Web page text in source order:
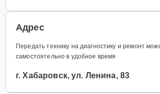
Адрес
Передать технику на диагностику и ремонт
самостоятельно в удобное время
г. Хабаровск, ул. Ленина, 83